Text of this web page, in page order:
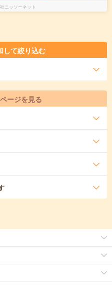
ニッソーネット
して絞り込む
ージを見る